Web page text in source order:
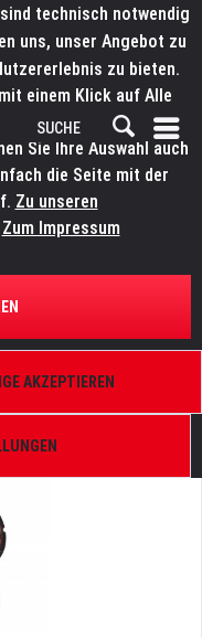
UND EFFEKTE
technisch notwendig
uns, unser Angebot zu
zu bieten.
einem Klick auf Alle
finden Sie in den
Sie Ihre Auswahl auch
die Seite mit der
Zu unseren
Zum Impressum
AKZEPTIEREN